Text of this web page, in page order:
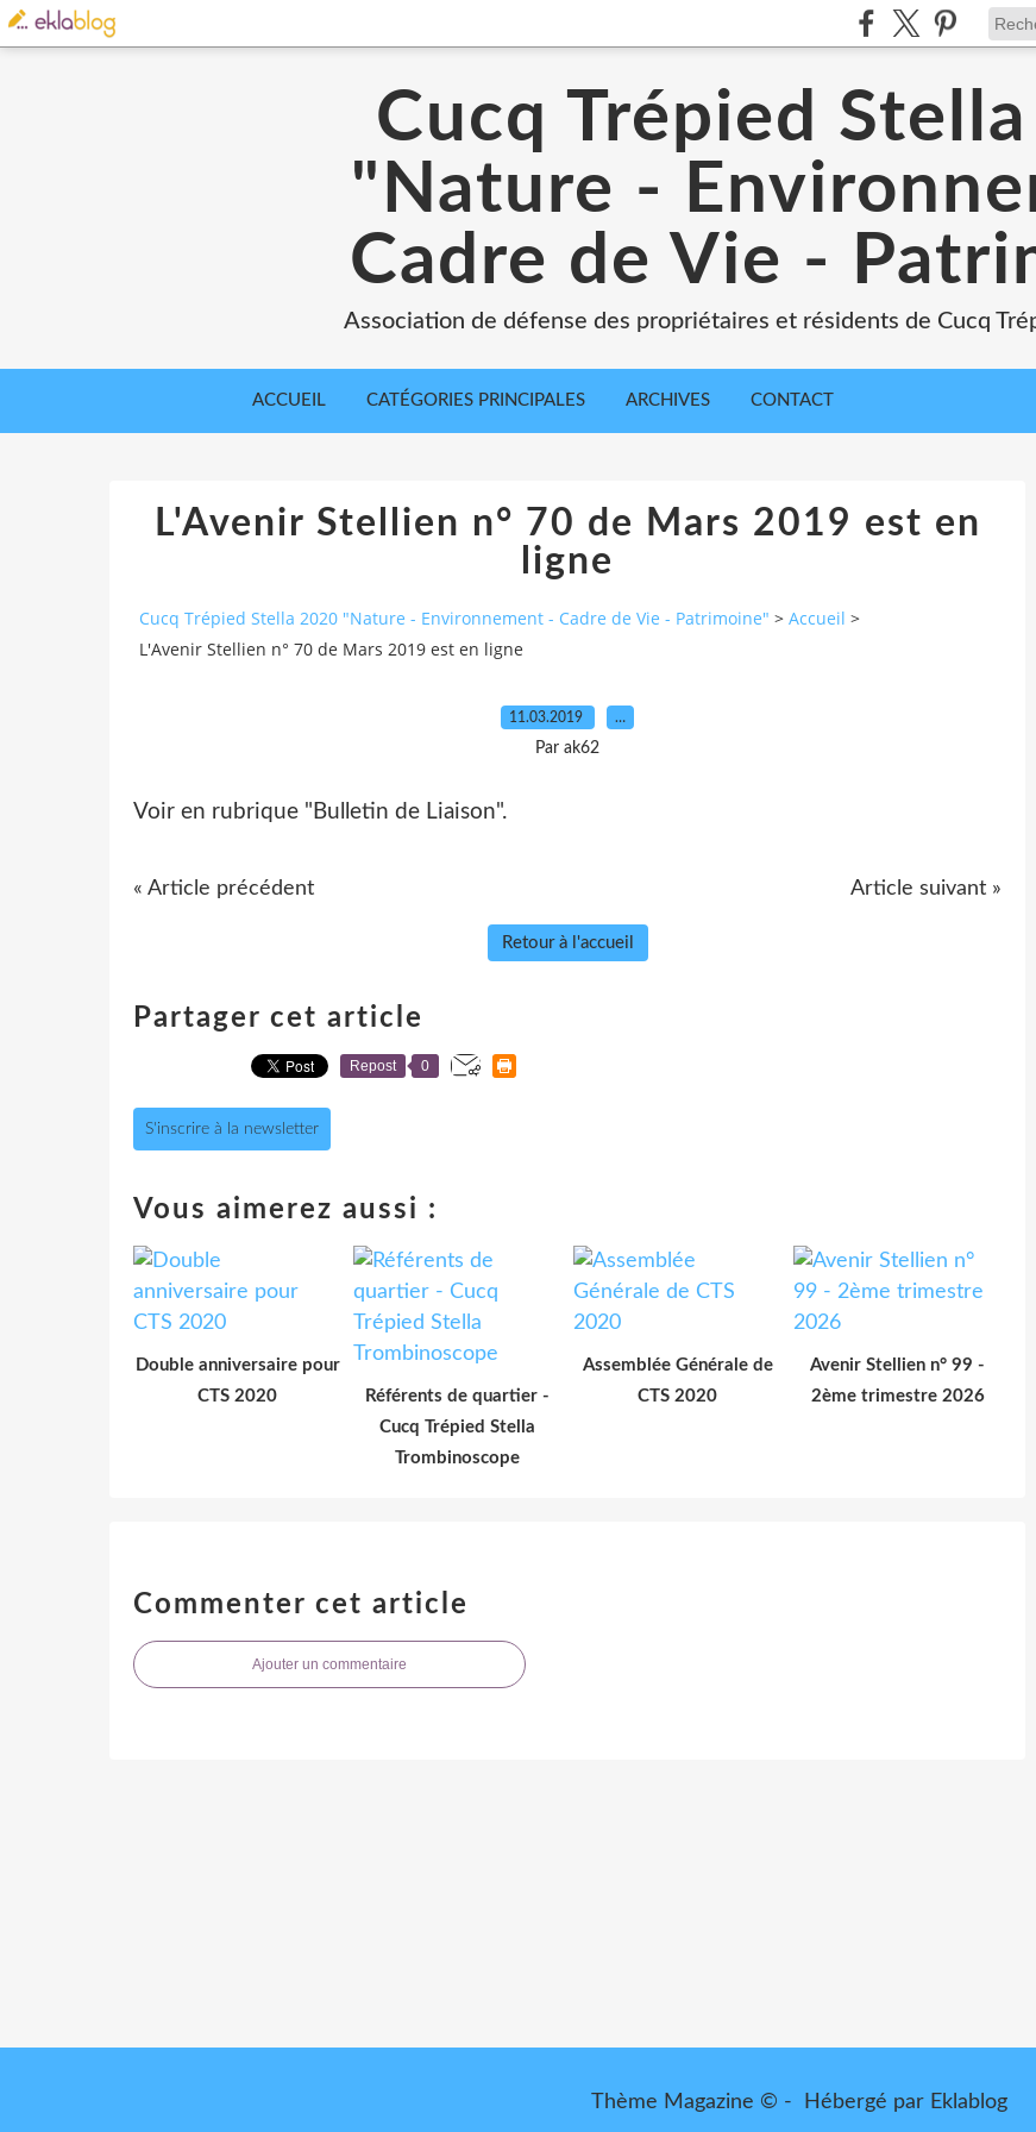
Cucq Trépied
"Nature -
Cadre de Vie -
Association de défense des propriétaires et résidents de Cucq
ACCUEIL CATÉGORIES PRINCIPALES ARCHIVES CONTACT
L'Avenir Stellien n° 70 de Mars 2019 est en
ligne
Cucq Trépied Stella 2020 "Nature - Environnement - Cadre de Vie - Patrimoine" > Accueil >
L'Avenir Stellien n° 70 de Mars 2019 est en ligne
11.03.2019 …
Par ak62
Voir en rubrique "Bulletin de Liaison".
« Article précédent Article suivant »
Retour à l'accueil
Partager cet article
Repost 0
S'inscrire à la newsletter
Vous aimerez aussi :
Double anniversaire pour
CTS 2020
Référents de quartier -
Cucq Trépied Stella
Trombinoscope
Assemblée Générale de
CTS 2020
Avenir Stellien n° 99 -
2ème trimestre 2026
Commenter cet article
Ajouter un commentaire
Thème Magazine © - Hébergé par Eklablog